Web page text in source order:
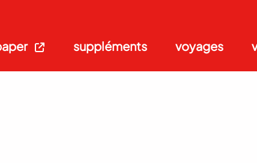
suppléments voyages